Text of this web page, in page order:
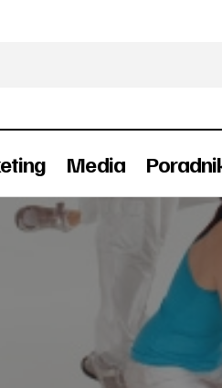
Media
Reklama Decathlon